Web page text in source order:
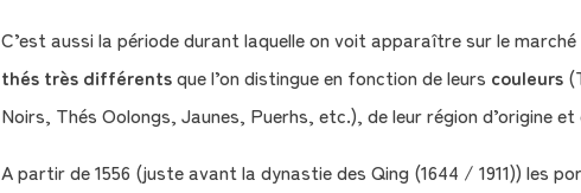
C’est aussi la période durant laquelle on voit apparaître sur le marché
thés très différentsque l’on distingue en fonction de leurs couleurs
Noirs, Thés Oolongs, Jaunes, Puerhs, etc.), de leur région d’origine
A partir de 1556 (juste avant la dynastie des Qing (1644 / 1911)) les